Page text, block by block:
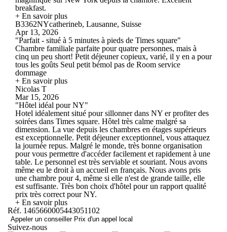
breakfast.
+ En savoir plus
B3362NYcatherineb, Lausanne, Suisse
Apr 13, 2026
"Parfait - situé à 5 minutes à pieds de Times square"
Chambre familiale parfaite pour quatre personnes, mais à
cinq un peu short! Petit déjeuner copieux, varié, il y en a pour
tous les goûts Seul petit bémol pas de Room service
dommage
+ En savoir plus
Nicolas T
Mar 15, 2026
"Hôtel idéal pour NY"
Hotel idéalement situé pour sillonner dans NY er profiter des
soirées dans Times square. Hôtel très calme malgré sa
dimension. La vue depuis les chambres en étages supérieurs
est exceptionnelle. Petit déjeuner exceptionnel, vous attaquez
la journée repus. Malgré le monde, très bonne organisation
pour vous permettre d'accéder facilement et rapidement à une
table. Le personnel est très serviable et souriant. Nous avons
même eu le droit à un accueil en français. Nous avons pris
une chambre pour 4, même si elle n'est de grande taille, elle
est suffisante. Très bon choix d'hôtel pour un rapport qualité
prix très correct pour NY.
+ En savoir plus
Réf. 1465660005443051102
Appeler un conseiller Prix d'un appel local
Suivez-nous